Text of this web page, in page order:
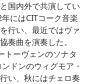
国内外で共演してい
にはCITコーク音楽
行い、最近ではヴァ
奏曲を演奏した。
トーヴェンのソナタ
ドンのウィグモア・
い、秋にはチェロ奏